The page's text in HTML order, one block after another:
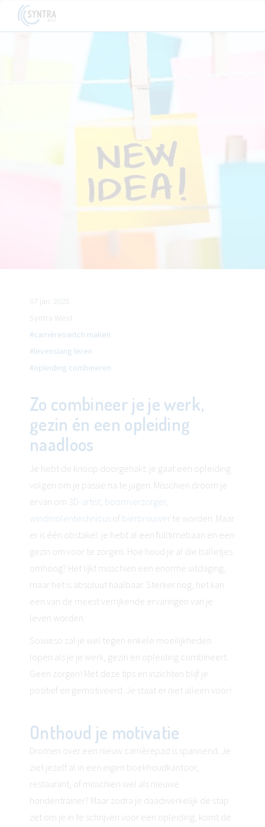
07 jan. 2025
Syntra West
#carrièreswitch maken
#levenslang leren
#opleiding combineren
Zo combineer je je werk,
gezin én een opleiding
naadloos
Je hebt de knoop doorgehakt: je gaat een opleiding
volgen om je passie na te jagen. Misschien droom je
ervan om 3D-artist, boomverzorger,
windmolentechnicus of bierbrouwer te worden. Maar
er is één obstakel: je hebt al een fulltimebaan en een
gezin om voor te zorgen. Hoe houd je al die balletjes
omhoog? Het lijkt misschien een enorme uitdaging,
maar het is absoluut haalbaar. Sterker nog, het kan
een van de meest verrijkende ervaringen van je
leven worden.
Sowieso zal je wel tegen enkele moeilijkheden
lopen als je je werk, gezin en opleiding combineert.
Geen zorgen! Met deze tips en inzichten blijf je
positief en gemotiveerd. Je staat er niet alleen voor!
Onthoud je motivatie
Dromen over een nieuw carrièrepad is spannend. Je
ziet jezelf al in een eigen boekhoudkantoor,
restaurant, of misschien wel als nieuwe
hondentrainer? Maar zodra je daadwerkelijk de stap
zet om je in te schrijven voor een opleiding, komt de